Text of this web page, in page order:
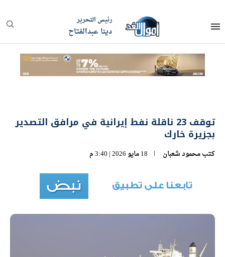
رئيس التحرير
دينا عبدالفتاح
توقف 23 ناقلة نفط إيرانية في مرافق التصدير
بجزيرة خارك
كتبمحمود شعبان 18 مايو 2026 | 3:40 م